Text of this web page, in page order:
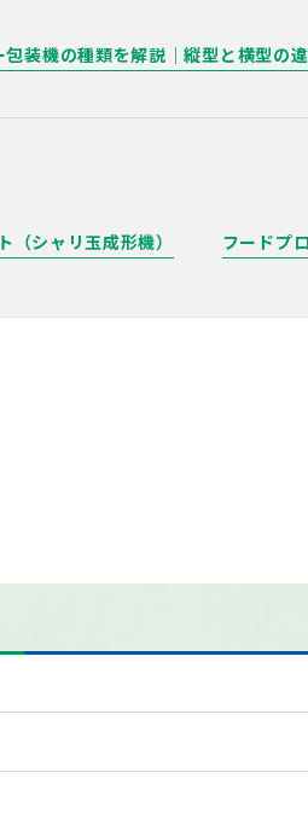
包装機の種類を解説｜縦型と横型の
（シャリ玉成形機） フードプ